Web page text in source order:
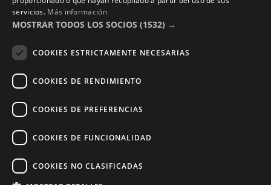
servicios. Más información
MOSTRAR TODOS LOS SOCIOS (1532) →
COOKIES ESTRICTAMENTE NECESARIAS
COOKIES DE RENDIMIENTO
COOKIES DE PREFERENCIAS
COOKIES DE FUNCIONALIDAD
COOKIES NO CLASIFICADAS